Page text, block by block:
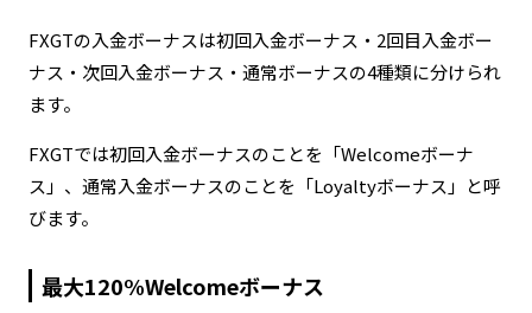
FXGTの入金ボーナスは初回入金ボーナス・2回目入金ボー
ナス・次回入金ボーナス・通常ボーナスの4種類に分けられ
ます。
FXGTでは初回入金ボーナスのことを「Welcomeボーナ
ス」、通常入金ボーナスのことを「Loyaltyボーナス」と呼
びます。
最大120%Welcomeボーナス